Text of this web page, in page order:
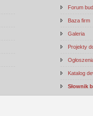
Forum
Baza firm
Galeria
Projekty
Katalog
Słownik